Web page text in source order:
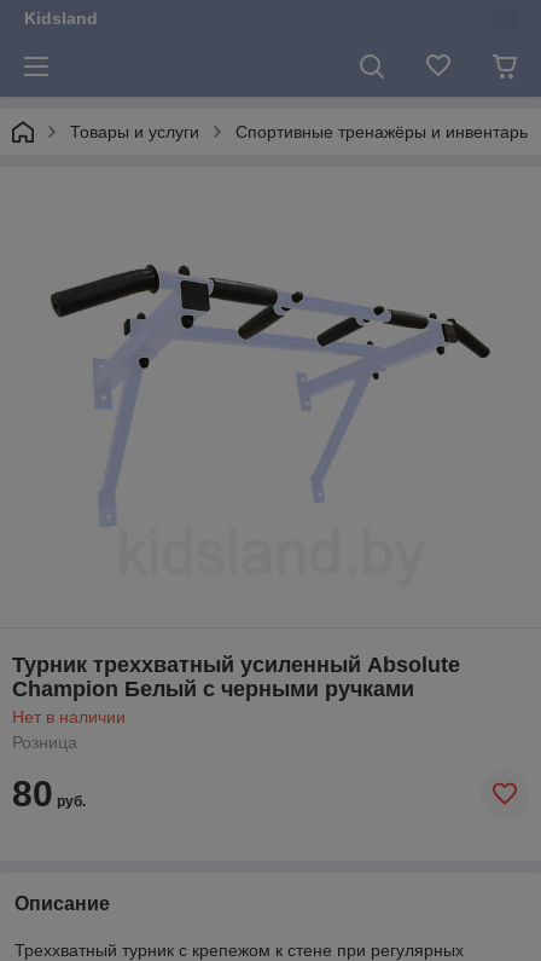
Kidsland
Товары и услуги Спортивные тренажёры и инвентарь
Турник треххватный усиленный Absolute
Champion Белый с черными ручками
Нет в наличии
Розница
80 руб.
Описание
Треххватный турник с крепежом к стене при регулярных